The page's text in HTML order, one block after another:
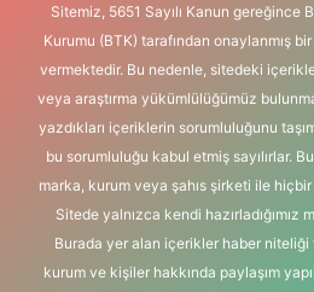
Sitemiz, 5651 Sayılı Kanun gereğince
Kurumu (BTK) tarafından onaylanmış
vermektedir. Bu nedenle, sitedeki
veya araştırma yükümlülüğümüz
yazdıkları içeriklerin sorumluluğunu
bu sorumluluğu kabul etmiş sayılırlar.
marka, kurum veya şahıs şirketi ile hiçbir
Sitede yalnızca kendi hazırladığımız
Burada yer alan içerikler haber niteliği
kurum ve kişiler hakkında paylaşım